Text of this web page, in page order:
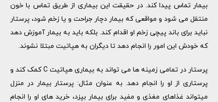
بیمار تماس پیدا کند. در حقیقت این بیماری از طریق تماس با خون
منتقل می شود و مواقعی که بیمار دچار جراحت و یا زخم شود، پرستار
نباید برای باند پیچی زخم او اقدام کند. بلکه باید به بیمار آموزش دهد
که خودش این امور را انجام دهد تا دیگران به هپاتیت مبتلا نشوند.
پرستار در تمامی زمینه ها می تواند به بیماری هپاتیت C کمک کند و
پرستاری از او را انجام دهد. به عنوان مثال: پرستار بیمار در منزل
میتواند غذاهای مغذی و مفید برای بیمار بپزد، خرید های او را انجام